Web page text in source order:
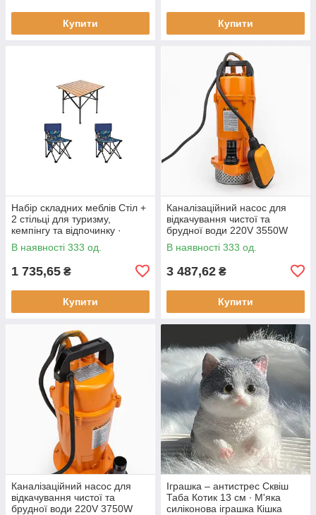
Купити Купити
Набір складних меблів Стіл +
2 стільці для туризму,
кемпінгу та відпочинку ·
Металевий каркас
В наявності 333 од.
1 735,65 ₴
Купити
Каналізаційний насос для
відкачування чистої та
брудної води 220V 3550W
В наявності 333 од.
3 487,62 ₴
Купити
Каналізаційний насос для
відкачування чистої та
брудної води 220V 3750W
Іграшка – антистрес Сквіш
Таба Котик 13 см ∙ М'яка
силіконова іграшка Кішка